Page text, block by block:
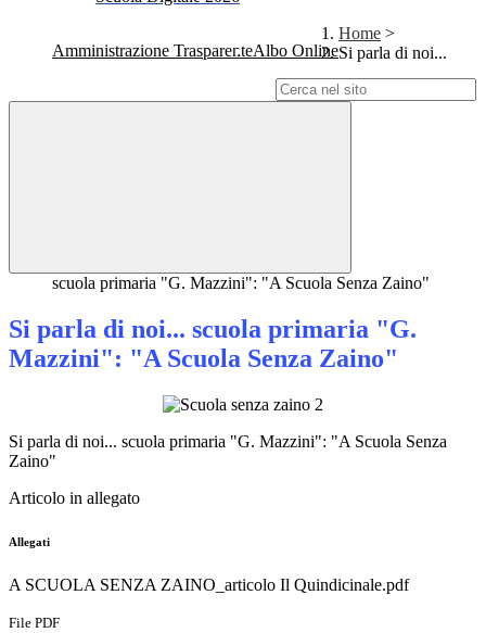
Amministrazione TrasparenteAlbo Online
Home >
Si parla di noi...
scuola primaria "G. Mazzini": "A Scuola Senza Zaino"
Si parla di noi... scuola primaria "G.
Mazzini": "A Scuola Senza Zaino"
Si parla di noi... scuola primaria "G. Mazzini": "A Scuola Senza
Zaino"
Articolo in allegato
Allegati
A SCUOLA SENZA ZAINO_articolo Il Quindicinale.pdf
File PDF